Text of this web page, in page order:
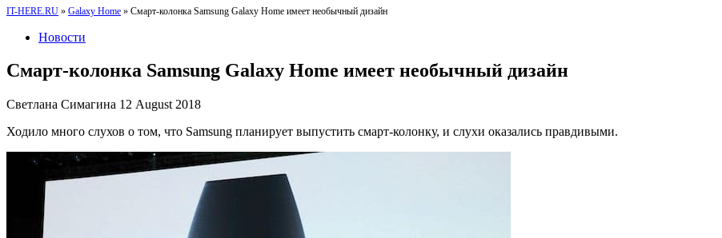
IT-HERE.RU » Galaxy Home » Смарт-колонка Samsung Galaxy Home имеет необычный дизайн
Новости
Смарт-колонка Samsung Galaxy Home имеет необычный дизайн
Светлана Симагина 12 August 2018
Ходило много слухов о том, что Samsung планирует выпустить смарт-колонку, и слухи оказались правдивыми.